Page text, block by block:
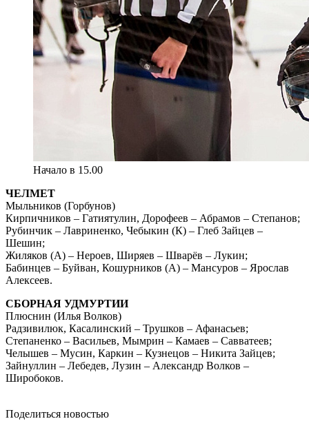
Начало в 15.00
ЧЕЛМЕТ
Мыльников (Горбунов)
Кирпичников – Гатиятулин, Дорофеев – Абрамов – Степанов;
Рубинчик – Лавриненко, Чебыкин (К) – Глеб Зайцев –
Шешин;
Жиляков (А) – Нероев, Ширяев – Шварёв – Лукин;
Бабинцев – Буйван, Кошурников (А) – Мансуров – Ярослав
Алексеев.
СБОРНАЯ УДМУРТИИ
Плюснин (Илья Волков)
Радзивилюк, Касалинский – Трушков – Афанасьев;
Степаненко – Васильев, Мымрин – Камаев – Савватеев;
Челышев – Мусин, Каркин – Кузнецов – Никита Зайцев;
Зайнуллин – Лебедев, Лузин – Александр Волков –
Широбоков.
Поделиться новостью